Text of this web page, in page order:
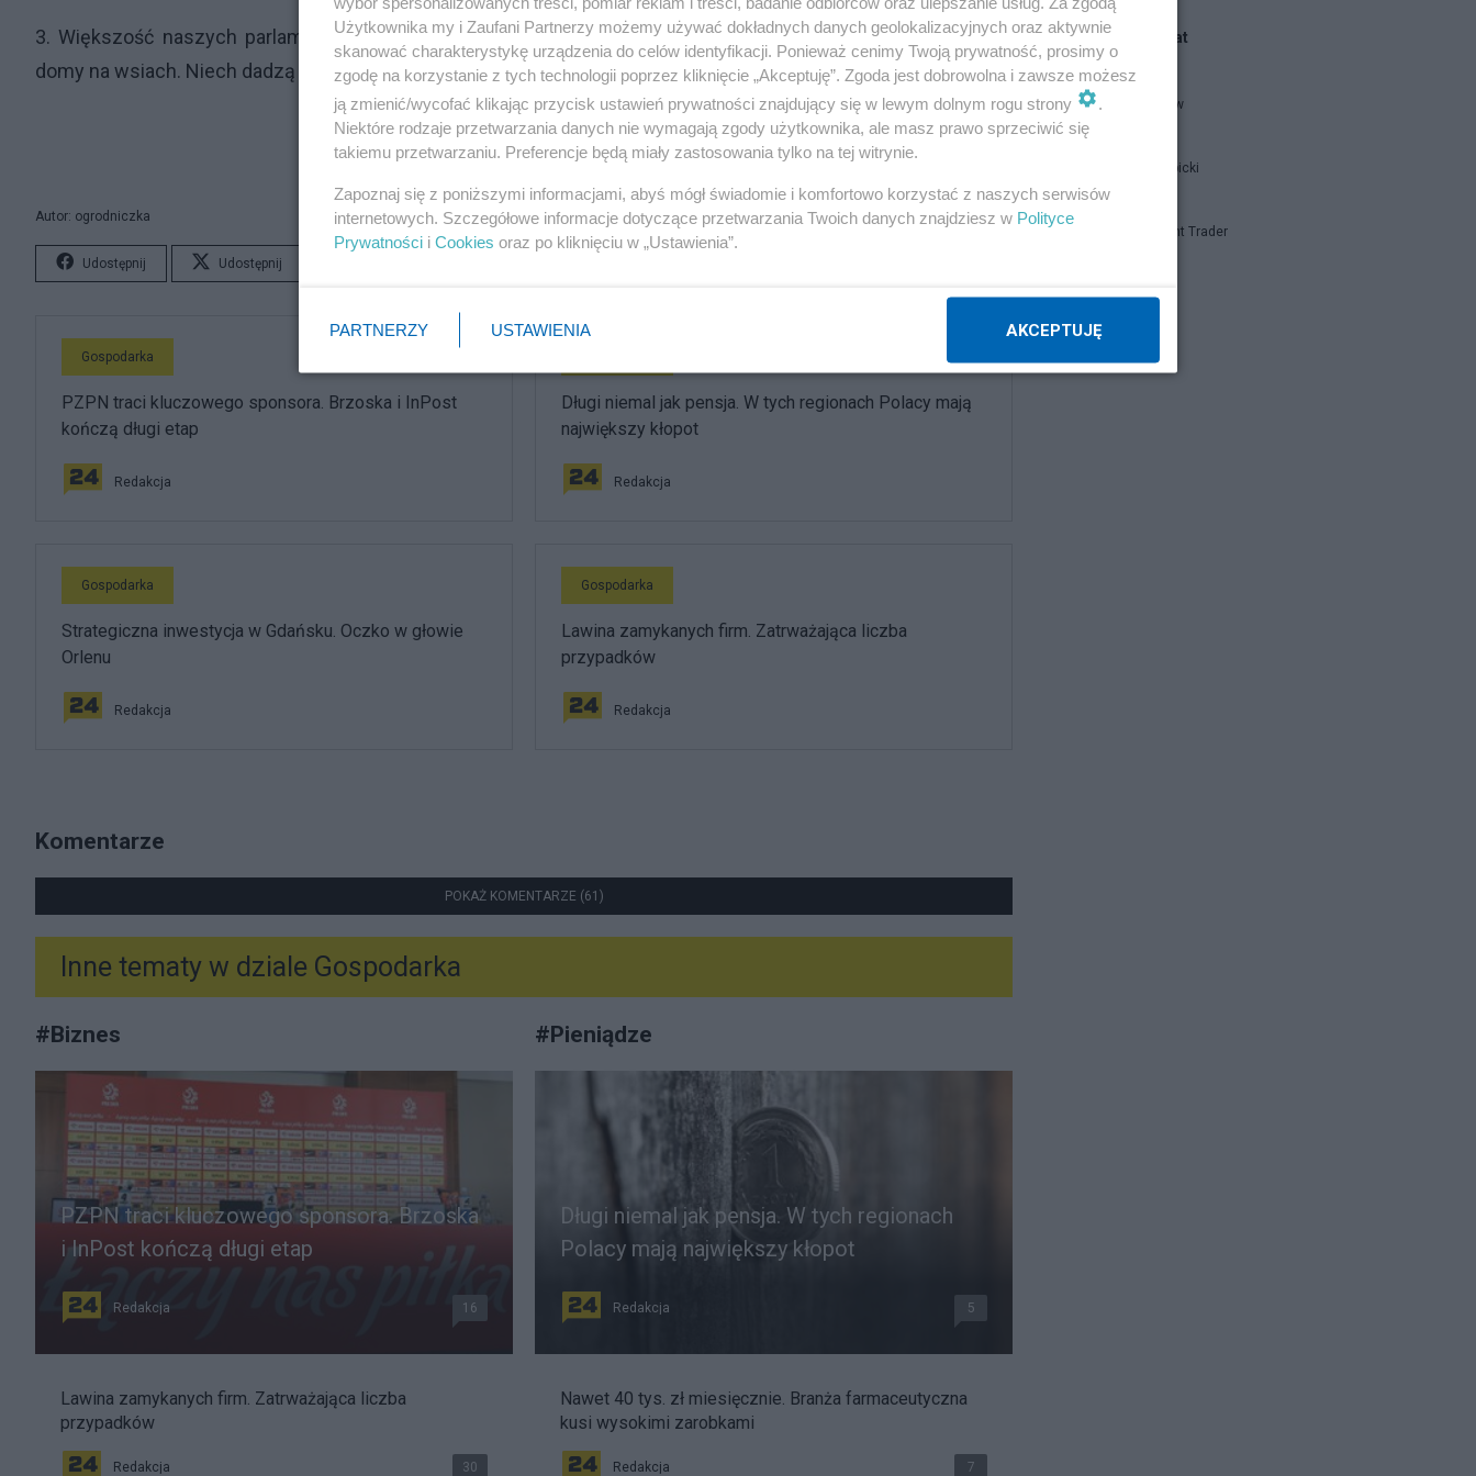
3. Większość naszych parlamentarzystów deMOkratycznych jest zamożna lub bardzo zamożna i ma swoje
domy na wsiach. Niech dadzą przykład i zainwestują w wiatraki w odległości 700 metrów od swoich domów.
Autor: ogrodniczka
Udostępnij Udostępnij
Gospodarka
PZPN traci kluczowego sponsora. Brzoska i InPost
kończą długi etap
Redakcja
Długi niemal jak pensja. W tych regionach Polacy mają
największy kłopot
Redakcja
Gospodarka
Strategiczna inwestycja w Gdańsku. Oczko w głowie
Orlenu
Redakcja
Gospodarka
Lawina zamykanych firm. Zatrważająca liczba
przypadków
Redakcja
Komentarze
POKAŻ KOMENTARZE (61)
Inne tematy w dziale Gospodarka
#Biznes
PZPN traci kluczowego sponsora. Brzoska
i InPost kończą długi etap
Redakcja 16
Lawina zamykanych firm. Zatrważająca liczba
przypadków
Redakcja 30
#Pieniądze
Długi niemal jak pensja. W tych regionach
Polacy mają największy kłopot
Redakcja 5
Nawet 40 tys. zł miesięcznie. Branża farmaceutyczna
kusi wysokimi zarobkami
Redakcja 7
Blogi na ten temat
threeme-ww
Jan Filip Libicki
Independent Trader
Użytkownika my i Zaufani Partnerzy możemy używać dokładnych danych geolokalizacyjnych oraz aktywnie
skanować charakterystykę urządzenia do celów identyfikacji. Ponieważ cenimy Twoją prywatność, prosimy o
zgodę na korzystanie z tych technologii poprzez kliknięcie „Akceptuję”. Zgoda jest dobrowolna i zawsze możesz
ją zmienić/wycofać klikając przycisk ustawień prywatności znajdujący się w lewym dolnym rogu strony
.
Niektóre rodzaje przetwarzania danych nie wymagają zgody użytkownika, ale masz prawo sprzeciwić się
takiemu przetwarzaniu. Preferencje będą miały zastosowania tylko na tej witrynie.
Zapoznaj się z poniższymi informacjami, abyś mógł świadomie i komfortowo korzystać z naszych serwisów
internetowych. Szczegółowe informacje dotyczące przetwarzania Twoich danych znajdziesz w Polityce
Prywatności i Cookies oraz po kliknięciu w „Ustawienia”.
PARTNERZY USTAWIENIA AKCEPTUJĘ